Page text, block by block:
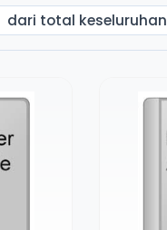
dari total keseluruhan